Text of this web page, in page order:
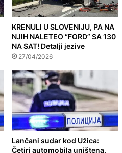
KRENULI U SLOVENIJU, PA NA
NJIH NALETEO “FORD” SA 130
NA SAT! Detalji jezive
27/04/2026
Lančani sudar kod Užica:
Četiri automobila uništena,